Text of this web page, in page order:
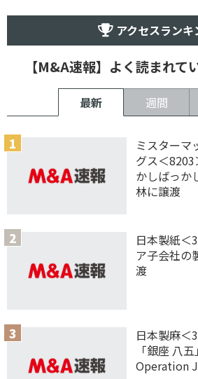
アクセスランキ
【M&A速報】よく読まれて
最新 週間
ミスターマ
グス＜
かしばっか
林に譲渡
日本製紙＜
ア子会社の
渡
日本製麻＜
「銀座 八
Operation